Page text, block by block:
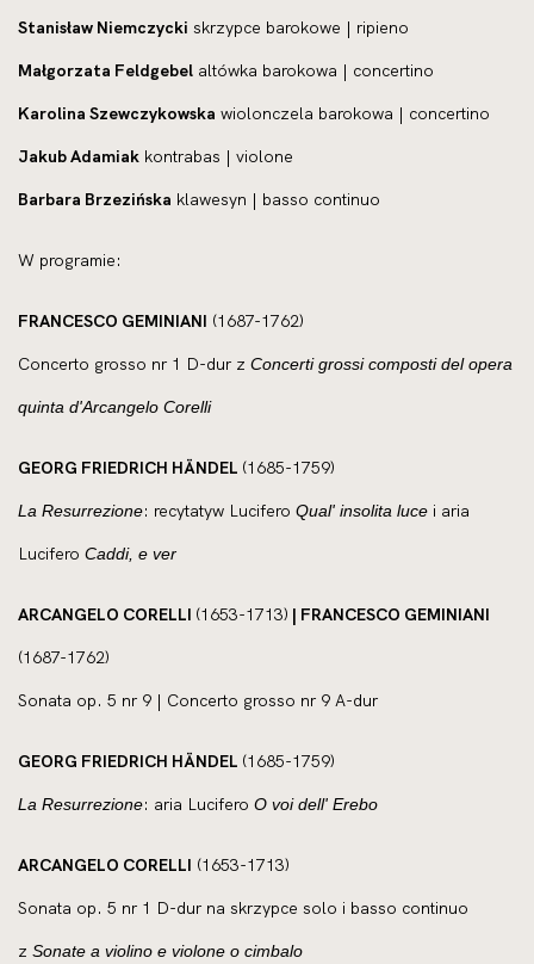
Stanisław Niemczycki skrzypce barokowe | ripieno
Małgorzata Feldgebel altówka barokowa | concertino
Karolina Szewczykowska wiolonczela barokowa | concertino
Jakub Adamiak kontrabas | violone
Barbara Brzezińska klawesyn | basso continuo
W programie:
FRANCESCO GEMINIANI (1687-1762)
Concerto grosso nr 1 D-dur z Concerti grossi composti del opera
quinta d'Arcangelo Corelli
GEORG FRIEDRICH HÄNDEL (1685-1759)
La Resurrezione: recytatyw Lucifero Qual' insolita luce i aria
Lucifero Caddi, e ver
ARCANGELO CORELLI (1653-1713) | FRANCESCO GEMINIANI
(1687-1762)
Sonata op. 5 nr 9 | Concerto grosso nr 9 A-dur
GEORG FRIEDRICH HÄNDEL (1685-1759)
La Resurrezione: aria Lucifero O voi dell' Erebo
ARCANGELO CORELLI (1653-1713)
Sonata op. 5 nr 1 D-dur na skrzypce solo i basso continuo
z Sonate a violino e violone o cimbalo